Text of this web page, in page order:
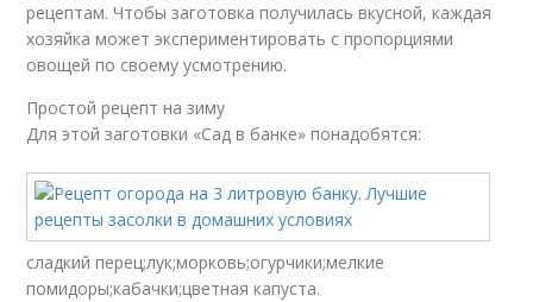
рецептам. Чтобы заготовка получилась вкусной, каждая
хозяйка может экспериментировать с пропорциями
овощей по своему усмотрению.
Простой рецепт на зиму
Для этой заготовки «Сад в банке» понадобятся:
сладкий перец;лук;морковь;огурчики;мелкие
помидоры;кабачки;цветная капуста.